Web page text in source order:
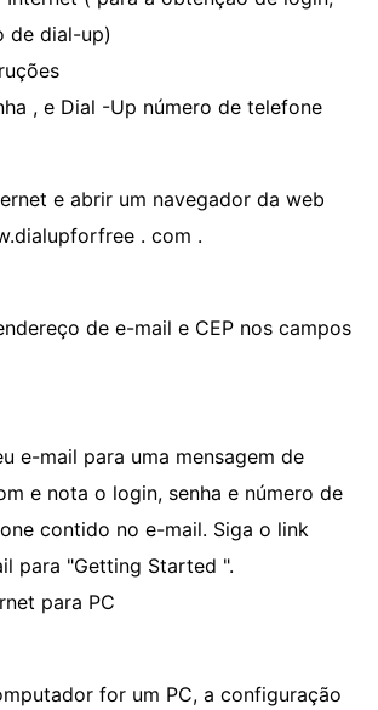
de dial-up)
, e Dial -Up número de telefone
e abrir um navegador da web
. com .
de e-mail e CEP nos campos
e-mail para uma mensagem de
e nota o login, senha e número de
contido no e-mail. Siga o link
para "Getting Started ".
para PC
for um PC, a configuração